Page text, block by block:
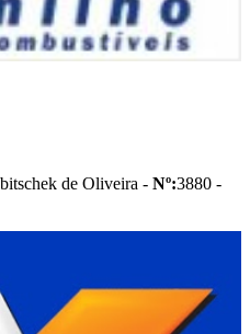
de Oliveira - Nº:3880 -